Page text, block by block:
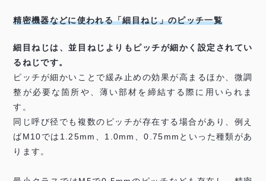
精密機器などに使われる「細目ねじ」のピッチ一覧
細目ねじは、並目ねじよりもピッチが細かく設定されてい
るねじです。
ピッチが細かいことで緩み止めの効果が高まるほか、微調
整が必要な箇所や、薄い部材を締結する際に用いられま
す。
同じ呼び径でも複数のピッチが存在する場合があり、例え
ばM10では1.25mm、1.0mm、0.75mmといった種類があ
ります。